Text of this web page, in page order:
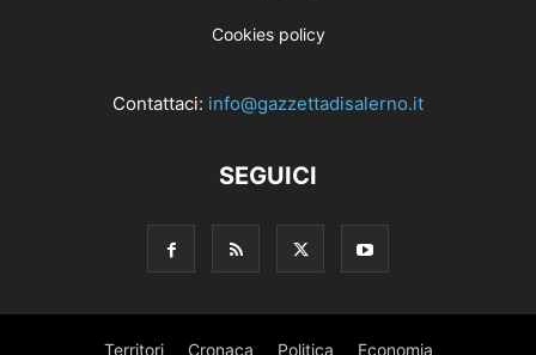
Cookies policy
Contattaci: info@gazzettadisalerno.it
SEGUICI
Territori Cronaca Politica Economia